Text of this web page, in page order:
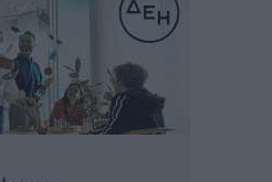
το προσφυγικό σαν ταινία
μαρτυρία της Χαρούλας
γεγονότα που οδήγησαν στο